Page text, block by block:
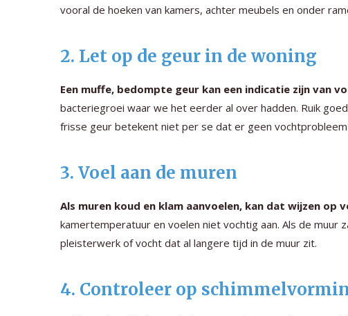
vooral de hoeken van kamers, achter meubels en onder
2. Let op de geur in de woning
Een muffe, bedompte geur kan een indicatie zijn van
bacteriegroei waar we het eerder al over hadden. Ruik
frisse geur betekent niet per se dat er geen
3. Voel aan de muren
Als muren koud en klam aanvoelen, kan dat wijzen op
kamertemperatuur en voelen niet vochtig aan. Als de muur
pleisterwerk of vocht dat al langere tijd in de muur zit.
4. Controleer op